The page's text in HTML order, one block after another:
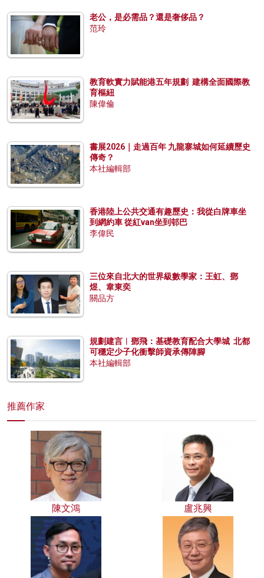
老公，是必需品？還是奢侈品？
范玲
教育軟實力賦能港五年規劃 建構全面國際教
育樞紐
陳偉倫
書展2026｜走過百年 九龍寨城如何延續歷史
傳奇？
本社編輯部
香港陸上公共交通有趣歷史：我從白牌車坐
到網約車 從紅van坐到邨巴
李偉民
三位來自北大的世界級數學家：王虹、鄧
煜、韋東奕
關品方
規劃建言︱鄧飛：基礎教育配合大學城 北都
可穩定少子化衝擊師資承傳陣腳
本社編輯部
推薦作家
陳文鴻 盧兆興